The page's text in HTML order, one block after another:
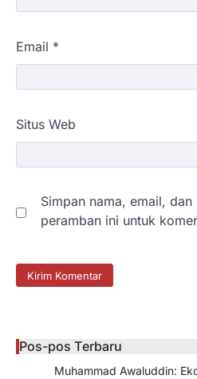
Email *
Situs Web
Simpan nama, email,
peramban ini untuk
Pos-pos Terbaru
Muhammad Awaluddin: